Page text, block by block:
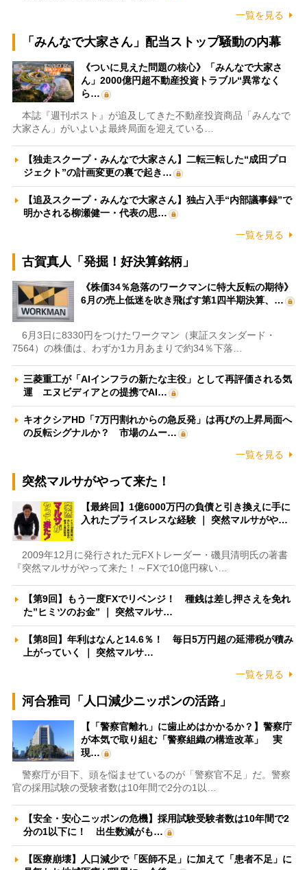
一覧を見る
「みんなで大家さん」配当ストップ騒動の内幕
《ついに見えた問題の核心》「みんなで大家さ
ん」2000億円超不動産投資トラブル“異常なく
ら…
本誌『週刊ポスト』が追及してきた不動産投資商品「みんなで
大家さん」がいよいよ最終局面を迎えている…
【独走スクープ・みんなで大家さん】二転三転した“成田プロ
ジェクト”の計画変更の裏で起き…
【追及スクープ・みんなで大家さん】独占入手“内部議事録”で
明かされる柳瀬健一・代表の思…
一覧を見る
古賀真人「発掘！好決算銘柄」
《株価34％急落のワークマンに特大反転の期待》
6月の売上低迷を吹き飛ばす第1四半期決算、…
6月3日に8330円をつけたワークマン（東証スタンダード・
7564）の株価は、わずか1カ月あまりで約34％下落…
三菱重工が「AIインフラの新たな主役」として再評価される気
運 エヌビディアとの提携でAI…
キオクシアHD「7万円割れからの急反発」は再びの上昇局面へ
の反転シグナルか？ 市場のムー…
一覧を見る
突然マルサがやって来た！
【最終回】1億6000万円の負債と引き換えに手に
入れたプライスレスな経験 ｜ 突然マルサがや…
2009年12月に発行された元FXトレーダー・磯貝清明氏の著書
『突然マルサがやって来た！～FXで10億円稼い…
【第9回】もう一度FXでリベンジ！ 種銭は差し押さえを免れ
た”ヒミツのお金” ｜ 突然マルサ…
【第8回】年利はなんと14.6％！ 毎日5万円超の延滞税が積み
上がっていく ｜ 突然マルサ…
一覧を見る
河合雅司「人口減少ニッポンの活路」
【「警察官離れ」に歯止めはかかるか？】警察庁
が本気で取り組む「警察組織の構造改革」 実
現…
警察庁が目下、頭を悩ませているのが「警察官不足」だ。警察
官の採用試験の受験者数は10年間で2分の1以…
【安全・安心ニッポンの危機】採用試験受験者数は10年間で2
分の1以下に！ 出生数減がも…
【医療崩壊】人口減少で「医師不足」に加えて「患者不足」に